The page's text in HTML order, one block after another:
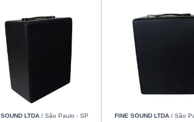
meio de um smartphone ou tablet,
consultórios e entre outros.
da empregabilidade alta virtude e
o mercado atual, sem sombra de dúvidas,
Pontos importantes do sistema
LTDA/ São Paulo - SP FINE SOUND LTDA/ São